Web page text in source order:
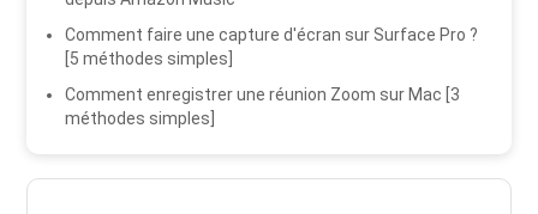
Comment faire une capture d'écran sur Surface Pro ?
[5 méthodes simples]
Comment enregistrer une réunion Zoom sur Mac [3
méthodes simples]